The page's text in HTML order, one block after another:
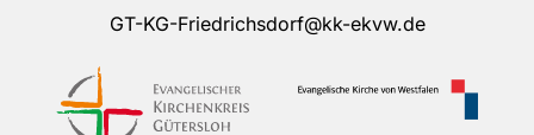
GT-KG-Friedrichsdorf@kk-ekvw.de